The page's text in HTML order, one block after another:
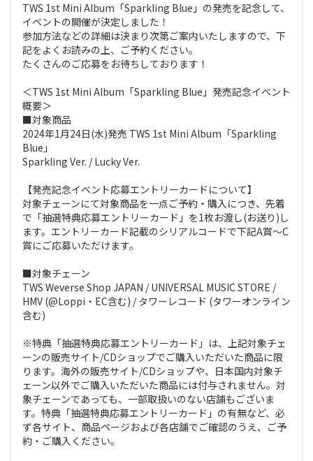
TWS 1st Mini Album「Sparkling Blue」の発売を記念して、
イベントの開催が決定しました！
参加方法などの詳細は決まり次第ご案内いたしますので、下
記をよくお読みの上、ご予約ください。
たくさんのご応募をお待ちしております！
＜TWS 1st Mini Album「Sparkling Blue」発売記念イベント
概要＞
■対象商品
2024年1月24日(水)発売 TWS 1st Mini Album「Sparkling
Blue」
Sparkling Ver. / Lucky Ver.
【発売記念イベント応募エントリーカードについて】
対象チェーンにて対象商品を一点ご予約・購入につき、先着
で「抽選特典応募エントリーカード」を1枚お渡し(お送り)し
ます。エントリーカード記載のシリアルコードで下記A賞～C
賞にご応募いただけます。
■対象チェーン
TWS Weverse Shop JAPAN / UNIVERSAL MUSIC STORE /
HMV (@Loppi・EC含む) / タワーレコード (タワーオンライン
含む)
※特典「抽選特典応募エントリーカード」は、上記対象チェ
ーンの販売サイト/CDショップでご購入いただいた商品に限
ります。海外の販売サイト/CDショップや、日本国内対象チ
ェーン以外でご購入いただいた商品には付与されません。対
象チェーンであっても、一部取扱いのない店舗もございま
す。特典「抽選特典応募エントリーカード」の有無など、必
ず各サイト、商品ページおよび各店舗でご確認のうえ、ご予
約・ご購入ください。